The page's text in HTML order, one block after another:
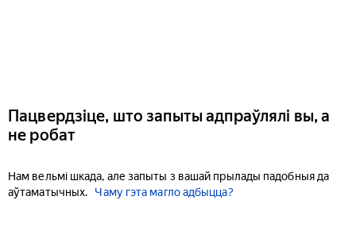
Пацвердзіце, што запыты адпраўлялі вы, а
не робат
Нам вельмі шкада, але запыты з вашай прылады падобныя да
аўтаматычных.
Чаму гэта магло адбыцца?